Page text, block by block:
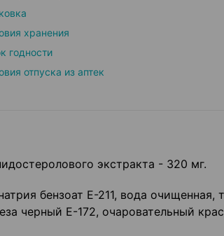
хранения
годности
отпуска из аптек
экстракта - 320 мг.
бензоат Е-211, вода очищенная,
черный Е-172, очаровательный